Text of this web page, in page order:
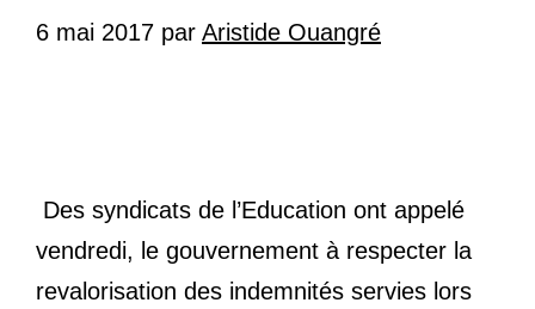
6 mai 2017 par Aristide Ouangré
Des syndicats de l’Education ont appelé
vendredi, le gouvernement à respecter la
revalorisation des indemnités servies lors